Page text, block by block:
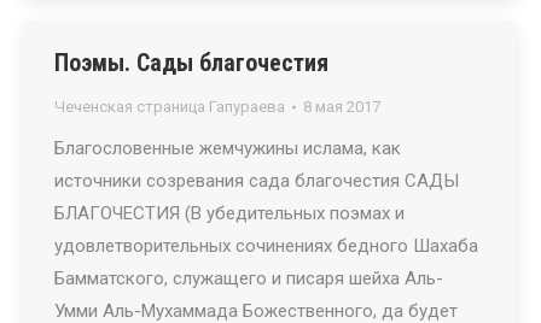
Поэмы. Сады благочестия
Чеченская страница Гапураева 8 мая 2017
Благословенные жемчужины ислама, как
источники созревания сада благочестия САДЫ
БЛАГОЧЕСТИЯ (В убедительных поэмах и
удовлетворительных сочинениях бедного Шахаба
Бамматского, служащего и писаря шейха Аль-
Умми Аль-Мухаммада Божественного, да будет